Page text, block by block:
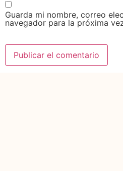
Guarda mi nombre, correo
navegador para la próxima